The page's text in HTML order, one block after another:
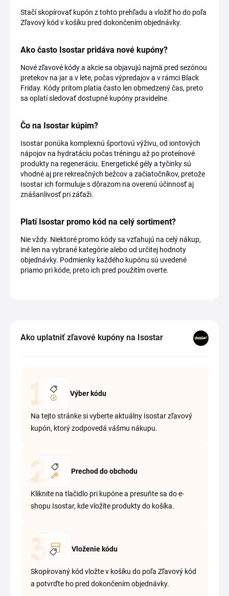
Stačí skopírovať kupón z tohto prehľadu a vložiť ho do poľa
Zľavový kód v košíku pred dokončením objednávky.
Ako často Isostar pridáva nové kupóny?
Nové zľavové kódy a akcie sa objavujú najmä pred sezónou
pretekov na jar a v lete, počas výpredajov a v rámci Black
Friday. Kódy pritom platia často len obmedzený čas, preto
sa oplatí sledovať dostupné kupóny pravidelne.
Čo na Isostar kúpim?
Isostar ponúka komplexnú športovú výživu, od iontových
nápojov na hydratáciu počas tréningu až po proteínové
produkty na regeneráciu. Energetické gély a tyčinky sú
vhodné aj pre rekreačných bežcov a začiatočníkov, pretože
Isostar ich formuluje s dôrazom na overenú účinnosť aj
znášanlivosť pri záťaži.
Platí Isostar promo kód na celý sortiment?
Nie vždy. Niektoré promo kódy sa vzťahujú na celý nákup,
iné len na vybrané kategórie alebo od určitej hodnoty
objednávky. Podmienky každého kupónu sú uvedené
priamo pri kóde, preto ich pred použitím overte.
Ako uplatniť zľavové kupóny na Isostar
Výber kódu
Na tejto stránke si vyberte aktuálny Isostar zľavový
kupón, ktorý zodpovedá vášmu nákupu.
Prechod do obchodu
Kliknite na tlačidlo pri kupóne a presuňte sa do e-
shopu Isostar, kde vložíte produkty do košíka.
Vloženie kódu
Skopírovaný kód vložte v košíku do poľa Zľavový kód
a potvrďte ho pred dokončením objednávky.